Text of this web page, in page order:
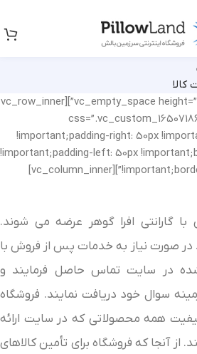
[vc_row][vc_column][vc_empty_space height=”20px”][vc_row_inner
!important;padding-right: 50px
!important;padding-left: 50px
!important;border-radius: 4px !important;}”][vc_column_inner]
گارانتی افرا گوهر عرضه می شوند.
در صورت نیاز به خدمات پس از فروش با
در سایت تماس حاصل فرمایند و
سوال خود دریافت نمایند. فروشگاه
همه محصولاتی که در سایت ارائه
از آنجا که فروشگاه برای تأمین کالاهای